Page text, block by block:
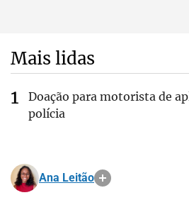
Mais lidas
Doação para motorista de
polícia
Ana Leitão